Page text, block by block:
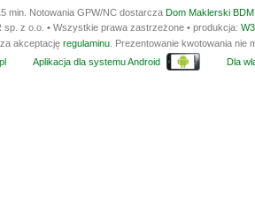
min. Notowania GPW/NC dostarcza Dom Maklerski
z o.o. • Wszystkie prawa zastrzeżone • produkcja:
akceptację regulaminu . Prezentowanie kwotowania
Aplikacja dla systemu Android Dla